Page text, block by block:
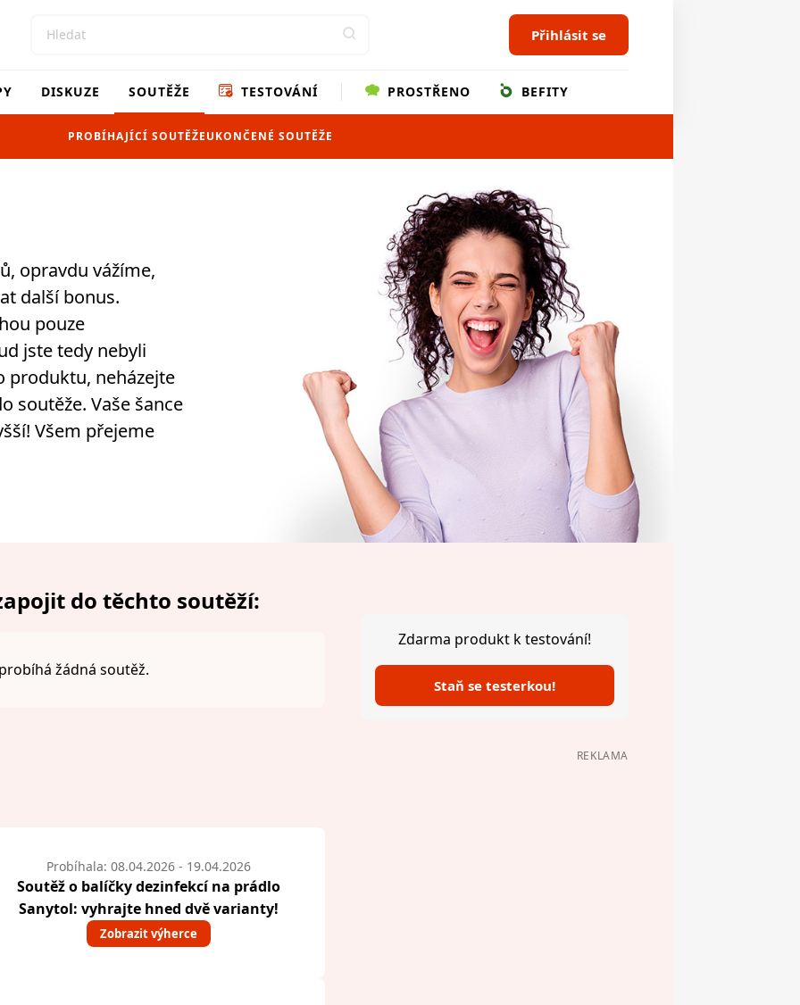
Přihlásit se
DISKUZE SOUTĚŽE TESTOVÁNÍ PROSTŘENO BEFITY
PROBÍHAJÍCÍ SOUTĚŽEUKONČENÉ SOUTĚŽE
opravdu vážíme,
další bonus.
pouze
jste tedy nebyli
produktu, neházejte
soutěže. Vaše šance
Všem přejeme
do těchto soutěží:
žádná soutěž.
Probíhala: 08.04.2026 - 19.04.2026
Soutěž o balíčky dezinfekcí na prádlo
Sanytol: vyhrajte hned dvě varianty!
Zobrazit výherce
Zdarma produkt k testování!
Staň se testerkou!
REKLAMA